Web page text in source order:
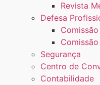
Revista
Defesa
Segurança
Centro de
Contabilidade